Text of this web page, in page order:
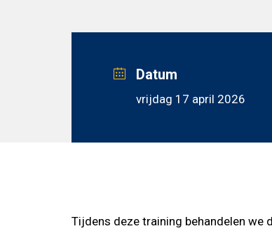
Datum
vrijdag 17 april 2026
Tijdens deze training behandelen we